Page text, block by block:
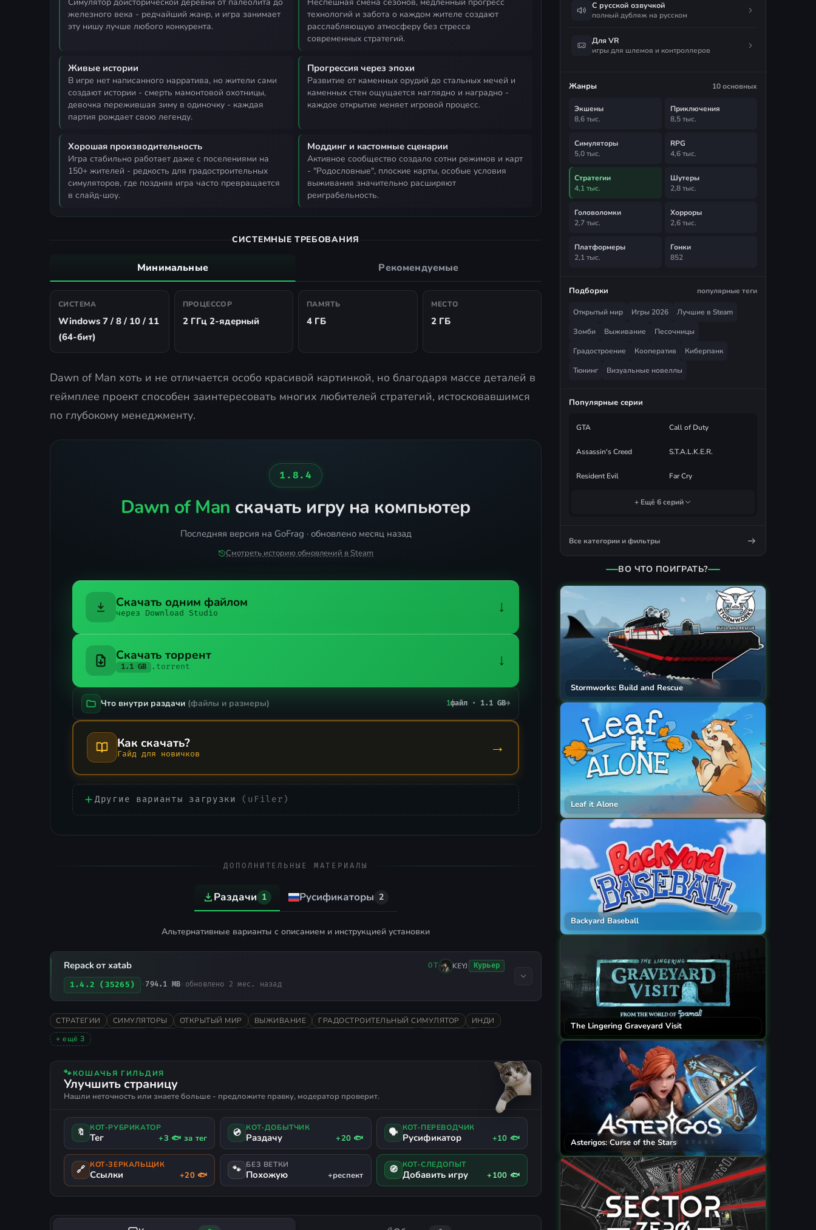
симулятор доисторической деревни от палеолита до
железного века - редчайший жанр, и игра занимает
эту нишу лучше любого конкурента.
неспешная смена сезонов, медленный прогресс
технологий и забота о каждом жителе создают
расслабляющую атмосферу без стресса
современных стратегий.
Живые истории
в игре нет написанного нарратива, но жители сами
создают истории - смерть мамонтовой охотницы,
девочка пережившая зиму в одиночку - каждая
партия рождает свою легенду.
Прогрессия через эпохи
развитие от каменных орудий до стальных мечей и
каменных стен ощущается наглядно и наградно -
каждое открытие меняет игровой процесс.
Хорошая производительность
игра стабильно работает даже с поселениями на
150+ жителей - редкость для градостроительных
симуляторов, где поздняя игра часто превращается
в слайд-шоу.
Моддинг и кастомные сценарии
активное сообщество создало сотни режимов и карт
- "Родословные", плоские карты, особые условия
выживания значительно расширяют
реиграбельность.
СИСТЕМНЫЕ ТРЕБОВАНИЯ
Минимальные Рекомендуемые
СИСТЕМА
Windows 7 / 8 / 10 / 11
(64-бит)
ПРОЦЕССОР
2 ГГц 2-ядерный
ПАМЯТЬ
4 ГБ
МЕСТО
2 ГБ
Dawn of Man хоть и не отличается особо красивой картинкой, но благодаря массе деталей в
геймплее проект способен заинтересовать многих любителей стратегий, истосковавшимся
по глубокому менеджменту.
1.8.4
Dawn of Man скачать игру на компьютер
Последняя версия на GoFrag · обновлено месяц назад
Смотреть историю обновлений в Steam
Скачать одним файлом
через Download Studio ↓
Скачать торрент
1.1 GB .torrent ↓
Что внутри раздачи (файлы и размеры) 1файл · 1.1 GB→
Как скачать?
Гайд для новичков →
Другие варианты загрузки (uFiler)
ДОПОЛНИТЕЛЬНЫЕ МАТЕРИАЛЫ
Раздачи 1 Русификаторы 2
Альтернативные варианты с описанием и инструкцией установки
Repack от xatab ОТ KEYJ Курьер
1.4.2 (35265) · 794.1 MB · обновлено 2 мес. назад
СТРАТЕГИИ СИМУЛЯТОРЫ ОТКРЫТЫЙ МИР ВЫЖИВАНИЕ ГРАДОСТРОИТЕЛЬНЫЙ СИМУЛЯТОР
ИНДИ
НИЗКИЕ ТРЕБОВАНИЯ
+ ещё 3
🐾КОШАЧЬЯ ГИЛЬДИЯ
Улучшить страницу
Нашли неточность или знаете больше - предложите правку, модератор проверит.
🔖 КОТ-РУБРИКАТОР
Тег +3 🐟 за тег 💿 КОТ-ДОБЫТЧИК
Раздачу +20 🐟 🗣 КОТ-ПЕРЕВОДЧИК
Русификатор +10 🐟
🔗 КОТ-ЗЕРКАЛЬЩИК
Ссылки +20 🐟 🐾 БЕЗ ВЕТКИ
Похожую +респект 🧭 КОТ-СЛЕДОПЫТ
Добавить игру +100 🐟
С русской озвучкой
полный дубляж на русском
Для VR
игры для шлемов и контроллеров
Жанры 10 основных
Экшены
8,6 тыс.
Приключения
8,5 тыс.
Симуляторы
5,0 тыс.
RPG
4,6 тыс.
Стратегии
4,1 тыс.
Шутеры
2,8 тыс.
Головоломки
2,7 тыс.
Хорроры
2,6 тыс.
Платформеры
2,1 тыс.
Гонки
852
Подборки популярные теги
Открытый мир Игры 2026
Лучшие в Steam
Зомби
Выживание
Песочницы
Градостроение
Кооператив
Киберпанк
Тюнинг
Визуальные новеллы
Популярные серии
GTA Call of Duty
Assassin's Creed S.T.A.L.K.E.R.
Resident Evil Far Cry
+ Ещё 6 серий
Все категории и фильтры
ВО ЧТО ПОИГРАТЬ?
Stormworks: Build and Rescue
Leaf it Alone
Backyard Baseball
The Lingering Graveyard Visit
Asterigos: Curse of the Stars